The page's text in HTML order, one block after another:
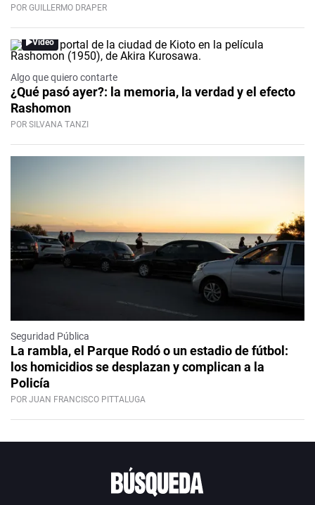
POR GUILLERMO DRAPER
Video
Algo que quiero contarte
¿Qué pasó ayer?: la memoria, la verdad y el efecto
Rashomon
POR SILVANA TANZI
Seguridad Pública
La rambla, el Parque Rodó o un estadio de fútbol:
los homicidios se desplazan y complican a la
Policía
POR JUAN FRANCISCO PITTALUGA